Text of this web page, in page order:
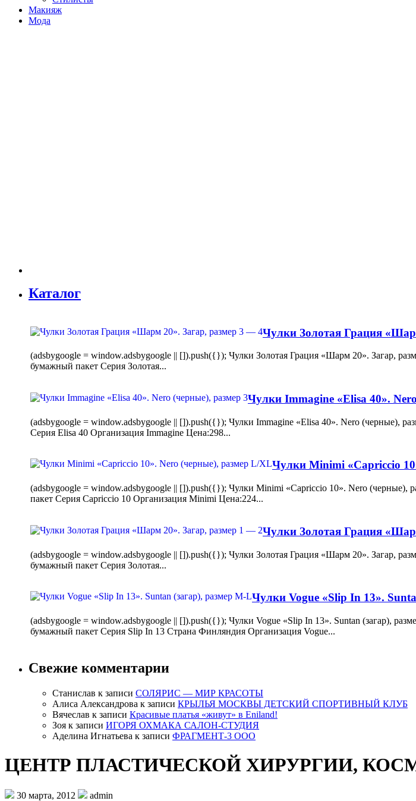
Макияж
Мода
Каталог
Чулки Золотая Грация
(adsbygoogle = window.adsbygoogle || []).push({}); Чулки Золотая Грация «Шарм 20». Загар,
бумажный пакет Серия Золотая...
Чулки Immagine «Elisa 40».
(adsbygoogle = window.adsbygoogle || []).push({}); Чулки Immagine «Elisa 40». Nero (черные),
Серия Elisa 40 Организация Immagine Цена:298...
Чулки Minimi «Capriccio
(adsbygoogle = window.adsbygoogle || []).push({}); Чулки Minimi «Capriccio 10». Nero
пакет Серия Capriccio 10 Организация Minimi Цена:224...
Чулки Золотая Грация
(adsbygoogle = window.adsbygoogle || []).push({}); Чулки Золотая Грация «Шарм 20». Загар,
бумажный пакет Серия Золотая...
Чулки Vogue «Slip In 13».
(adsbygoogle = window.adsbygoogle || []).push({}); Чулки Vogue «Slip In 13». Suntan (загар),
бумажный пакет Серия Slip In 13 Страна Финляндия Организация Vogue...
Свежие комментарии
Станислав к записи СОЛЯРИС — МИР КРАСОТЫ
Алиса Александрова к записи КРЫЛЬЯ МОСКВЫ ДЕТСКИЙ СПОРТИВНЫЙ КЛУБ
Вячеслав к записи Красивые платья «живут» в Eniland!
Зоя к записи ИГОРЯ ОХМАКА САЛОН-СТУДИЯ
Аделина Игнатьева к записи ФРАГМЕНТ-3 ООО
ЦЕНТР ПЛАСТИЧЕСКОЙ ХИРУРГИИ,
30 марта, 2012 admin